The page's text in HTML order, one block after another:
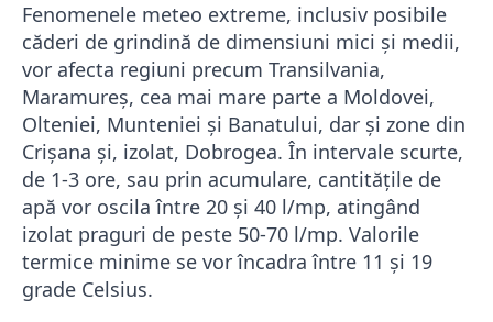
Fenomenele meteo extreme, inclusiv posibile
căderi de grindină de dimensiuni mici și medii,
vor afecta regiuni precum Transilvania,
Maramureș, cea mai mare parte a Moldovei,
Olteniei, Munteniei și Banatului, dar și zone din
Crișana și, izolat, Dobrogea. În intervale scurte,
de 1-3 ore, sau prin acumulare, cantitățile de
apă vor oscila între 20 și 40 l/mp, atingând
izolat praguri de peste 50-70 l/mp. Valorile
termice minime se vor încadra între 11 și 19
grade Celsius.